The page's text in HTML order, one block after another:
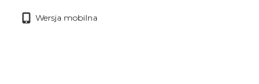
Wersja mobilna